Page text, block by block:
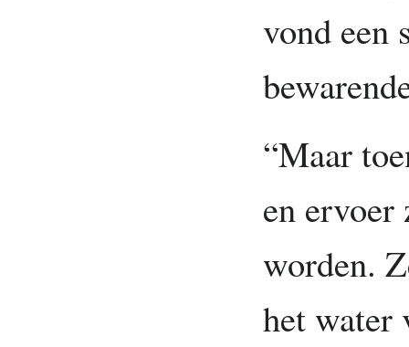
vond een
“Maar
en ervoer
worden.
het water